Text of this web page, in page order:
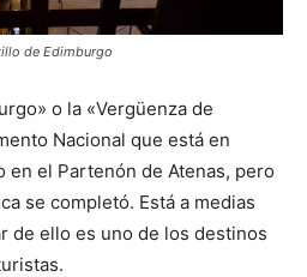
de Edimburgo
o la «Vergüenza de
Nacional que está en
en el Partenón de Atenas, pero
se completó. Está a medias
de ello es uno de los destinos